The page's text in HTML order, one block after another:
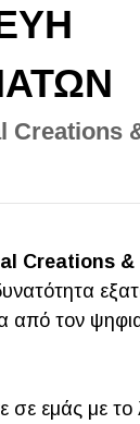
Creations
Creations
από τον
σε εμάς με